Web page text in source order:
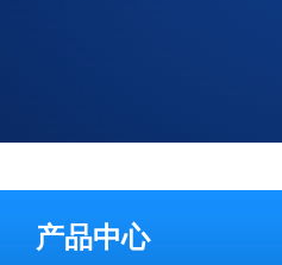
产品中心